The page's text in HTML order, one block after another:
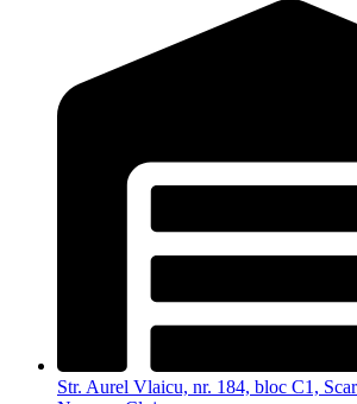
Str. Aurel Vlaicu, nr. 184, bloc C1,